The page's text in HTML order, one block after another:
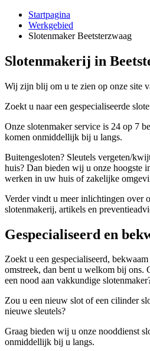
Startpagina
Werkgebied
Slotenmaker Beetsterzwaag
Slotenmakerij in
Wij zijn blij om u te zien op onze site
Zoekt u naar een gespecialiseerde
Onze slotenmaker service is 24 op 7
komen onmiddellijk bij u langs.
Buitengesloten? Sleutels vergeten/
huis? Dan bieden wij u onze hoogste
werken in uw huis of zakelijke
Verder vindt u meer inlichtingen over
slotenmakerij, artikels en
Gespecialiseerd en
Zoekt u een gespecialiseerd,
omstreek, dan bent u welkom bij ons.
een nood aan vakkundige
Zou u een nieuw slot of een cilinder
nieuwe sleutels?
Graag bieden wij u onze nooddienst
onmiddellijk bij u langs.